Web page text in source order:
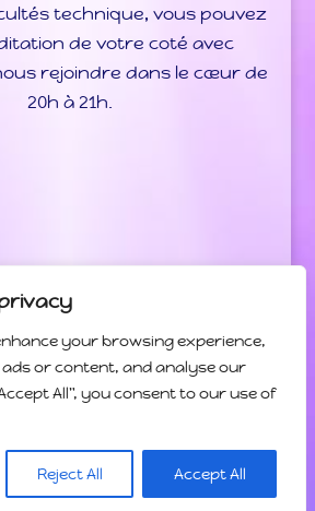
your browsing experience,
or content, and analyse our
All", you consent to our use of
Reject All Accept All
technique, vous pouvez
de votre coté avec
rejoindre dans le cœur de
20h à 21h.
Programme des activités
Contact
- Plan du site